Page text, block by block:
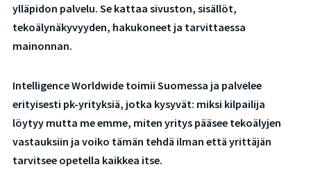
ylläpidon palvelu. Se kattaa sivuston, sisällöt,
tekoälynäkyvyyden, hakukoneet ja tarvittaessa
mainonnan.
Intelligence Worldwide toimii Suomessa ja palvelee
erityisesti pk-yrityksiä, jotka kysyvät: miksi kilpailija
löytyy mutta me emme, miten yritys pääsee tekoälyjen
vastauksiin ja voiko tämän tehdä ilman että yrittäjän
tarvitsee opetella kaikkea itse.